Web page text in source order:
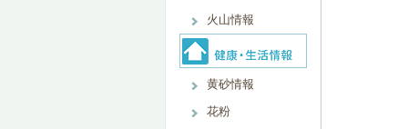
火山情報
黄砂情報
花粉